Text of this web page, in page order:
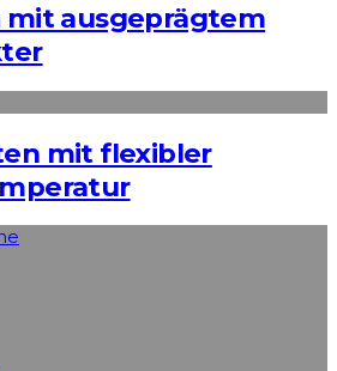
mit ausgeprägtem
mit flexibler